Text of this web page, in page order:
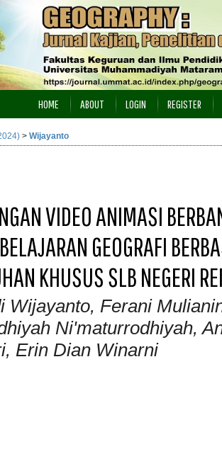
HOME ABOUT LOGIN REGISTER
> Wijayanto
VIDEO ANIMASI
GEOGRAFI
KHUSUS SLB NEGERI
Wijayanto, Ferani
Ni'maturrodhiyah,
Erin Dian Winarni